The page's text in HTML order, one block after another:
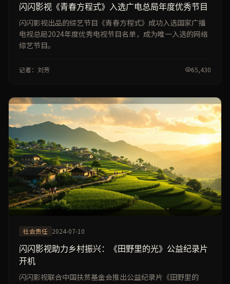
闪闪影视《青春方程式》入选广电总局年度优秀节目
闪闪影视出品的综艺节目《青春方程式》成功入选国家广播
电视总局2024年度优秀电视节目名单，成为唯一入选的网络
综艺节目。
记者：刘芳 65,430
社会责任 2024-07-10
闪闪影视助力乡村振兴：《田野里的光》公益纪录片
开机
闪闪影视联合中国扶贫基金会推出公益纪录片《田野里的